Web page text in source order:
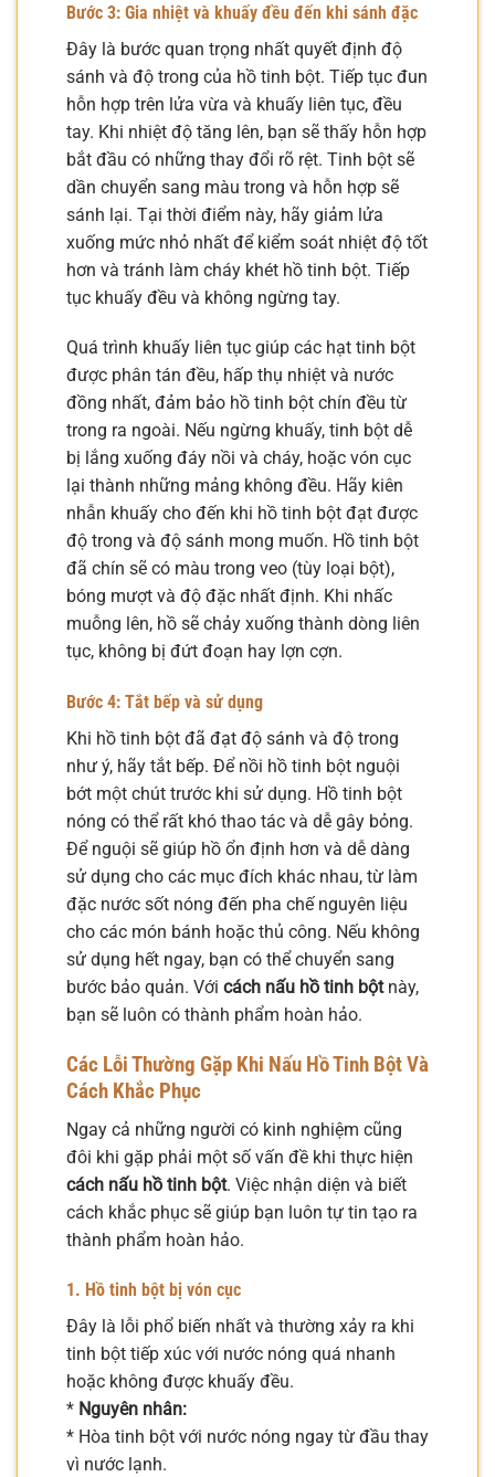
Bước 3: Gia nhiệt và khuấy đều đến khi sánh đặc
Đây là bước quan trọng nhất quyết định độ
sánh và độ trong của hồ tinh bột. Tiếp tục đun
hỗn hợp trên lửa vừa và khuấy liên tục, đều
tay. Khi nhiệt độ tăng lên, bạn sẽ thấy hỗn hợp
bắt đầu có những thay đổi rõ rệt. Tinh bột sẽ
dần chuyển sang màu trong và hỗn hợp sẽ
sánh lại. Tại thời điểm này, hãy giảm lửa
xuống mức nhỏ nhất để kiểm soát nhiệt độ tốt
hơn và tránh làm cháy khét hồ tinh bột. Tiếp
tục khuấy đều và không ngừng tay.
Quá trình khuấy liên tục giúp các hạt tinh bột
được phân tán đều, hấp thụ nhiệt và nước
đồng nhất, đảm bảo hồ tinh bột chín đều từ
trong ra ngoài. Nếu ngừng khuấy, tinh bột dễ
bị lắng xuống đáy nồi và cháy, hoặc vón cục
lại thành những mảng không đều. Hãy kiên
nhẫn khuấy cho đến khi hồ tinh bột đạt được
độ trong và độ sánh mong muốn. Hồ tinh bột
đã chín sẽ có màu trong veo (tùy loại bột),
bóng mượt và độ đặc nhất định. Khi nhấc
muỗng lên, hồ sẽ chảy xuống thành dòng liên
tục, không bị đứt đoạn hay lợn cợn.
Bước 4: Tắt bếp và sử dụng
Khi hồ tinh bột đã đạt độ sánh và độ trong
như ý, hãy tắt bếp. Để nồi hồ tinh bột nguội
bớt một chút trước khi sử dụng. Hồ tinh bột
nóng có thể rất khó thao tác và dễ gây bỏng.
Để nguội sẽ giúp hồ ổn định hơn và dễ dàng
sử dụng cho các mục đích khác nhau, từ làm
đặc nước sốt nóng đến pha chế nguyên liệu
cho các món bánh hoặc thủ công. Nếu không
sử dụng hết ngay, bạn có thể chuyển sang
bước bảo quản. Với cách nấu hồ tinh bộtnày,
bạn sẽ luôn có thành phẩm hoàn hảo.
Các Lỗi Thường Gặp Khi Nấu Hồ Tinh Bột Và
Cách Khắc Phục
Ngay cả những người có kinh nghiệm cũng
đôi khi gặp phải một số vấn đề khi thực hiện
cách nấu hồ tinh bột. Việc nhận diện và biết
cách khắc phục sẽ giúp bạn luôn tự tin tạo ra
thành phẩm hoàn hảo.
1. Hồ tinh bột bị vón cục
Đây là lỗi phổ biến nhất và thường xảy ra khi
tinh bột tiếp xúc với nước nóng quá nhanh
hoặc không được khuấy đều.
* Nguyên nhân:
* Hòa tinh bột với nước nóng ngay từ đầu thay
vì nước lạnh.